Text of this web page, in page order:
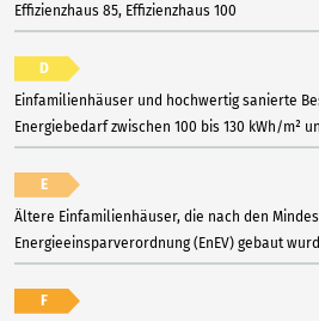
Effizienzhaus 85, Effizienzhaus 100
D
Einfamilienhäuser und hochwertig sanierte
Energiebedarf zwischen 100 bis 130 kWh/m²
E
Ältere Einfamilienhäuser, die nach den
Energieeinsparverordnung (EnEV) gebaut
F